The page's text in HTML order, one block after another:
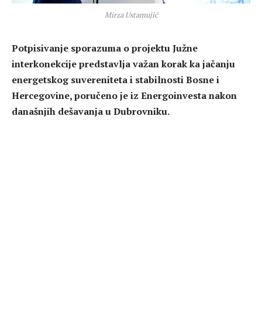
Mirza Ustamujić
Potpisivanje sporazuma o projektu Južne
interkonekcije predstavlja važan korak ka jačanju
energetskog suvereniteta i stabilnosti Bosne i
Hercegovine, poručeno je iz Energoinvesta nakon
današnjih dešavanja u Dubrovniku.